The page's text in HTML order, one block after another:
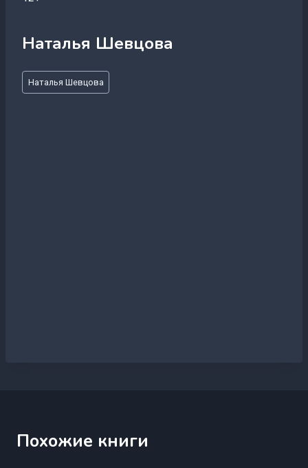
Наталья Шевцова
Метки
записи:
Наталья Шевцова
Похожие книги